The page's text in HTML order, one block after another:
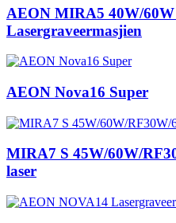
AEON MIRA5 40W/
Lasergraveermasjien
AEON Nova16 Super
MIRA7 S 45W/60W/
laser